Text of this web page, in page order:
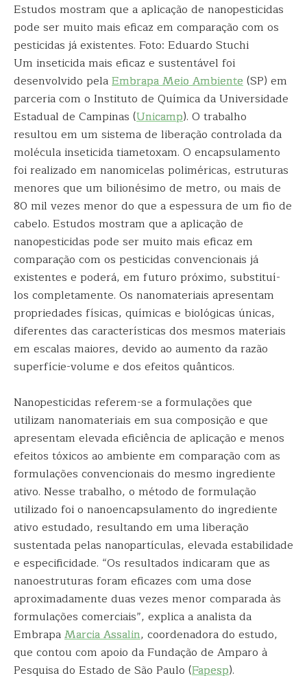
Estudos mostram que a aplicação de nanopesticidas
pode ser muito mais eficaz em comparação com os
pesticidas já existentes. Foto: Eduardo Stuchi
Um inseticida mais eficaz e sustentável foi
desenvolvido pelaEmbrapa Meio Ambiente(SP) em
parceria com o Instituto de Química da Universidade
Estadual de Campinas (Unicamp). O trabalho
resultou em um sistema de liberação controlada da
molécula inseticida tiametoxam. O encapsulamento
foi realizado em nanomicelas poliméricas, estruturas
menores que um bilionésimo de metro, ou mais de
80 mil vezes menor do que a espessura de um fio de
cabelo. Estudos mostram que a aplicação de
nanopesticidas pode ser muito mais eficaz em
comparação com os pesticidas convencionais já
existentes e poderá, em futuro próximo, substituí-
los completamente. Os nanomateriais apresentam
propriedades físicas, químicas e biológicas únicas,
diferentes das características dos mesmos materiais
em escalas maiores, devido ao aumento da razão
superfície-volume e dos efeitos quânticos.
Nanopesticidas referem-se a formulações que
utilizam nanomateriais em sua composição e que
apresentam elevada eficiência de aplicação e menos
efeitos tóxicos ao ambiente em comparação com as
formulações convencionais do mesmo ingrediente
ativo. Nesse trabalho, o método de formulação
utilizado foi o nanoencapsulamento do ingrediente
ativo estudado, resultando em uma liberação
sustentada pelas nanopartículas, elevada estabilidade
e especificidade. “Os resultados indicaram que as
nanoestruturas foram eficazes com uma dose
aproximadamente duas vezes menor comparada às
formulações comerciais”, explica a analista da
EmbrapaMarcia Assalin, coordenadora do estudo,
que contou com apoio da Fundação de Amparo à
Pesquisa do Estado de São Paulo (Fapesp).